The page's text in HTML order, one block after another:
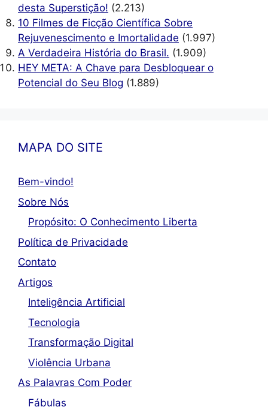
desta Superstição! (2.213)
10 Filmes de Ficção Científica Sobre
Rejuvenescimento e Imortalidade (1.997)
A Verdadeira História do Brasil. (1.909)
HEY META: A Chave para Desbloquear o
Potencial do Seu Blog (1.889)
MAPA DO SITE
Bem-vindo!
Sobre Nós
Propósito: O Conhecimento Liberta
Política de Privacidade
Contato
Artigos
Inteligência Artificial
Tecnologia
Transformação Digital
Violência Urbana
As Palavras Com Poder
Fábulas